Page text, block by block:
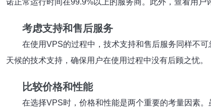
诺正常运行时间在99.9%以上的服务商。此外，查看用户
考虑支持和售后服务
在使用VPS的过程中，技术支持和售后服务同样不
天候的技术支持，确保用户在使用过程中没有后顾之忧。
比较价格和性能
在选择VPS时，价格和性能是两个重要的考量因素